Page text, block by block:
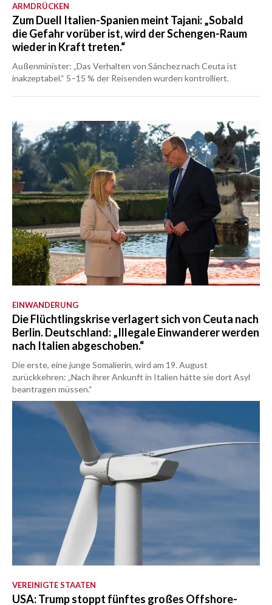
ARMDRÜCKEN
Zum Duell Italien-Spanien meint Tajani: „Sobald
die Gefahr vorüber ist, wird der Schengen-Raum
wieder in Kraft treten.“
Außenminister: „Das Verhalten von Sánchez nach Ceuta ist
inakzeptabel.“ 5–15 % der Reisenden wurden kontrolliert.
EINWANDERUNG
Die Flüchtlingskrise verlagert sich von Ceuta nach
Berlin. Deutschland: „Illegale Einwanderer werden
nach Italien abgeschoben.“
Die erste, eine junge Somalierin, wird am 19. August
zurückkehren: „Nach ihrer Ankunft in Italien hätte sie dort Asyl
beantragen müssen.“
VEREINIGTE STAATEN
USA: Trump stoppt fünftes großes Offshore-